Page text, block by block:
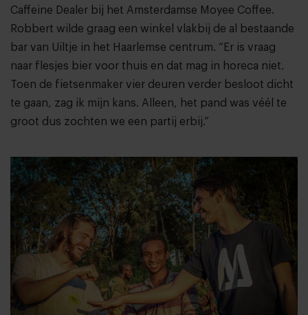
Caffeine Dealer bij het Amsterdamse Moyee Coffee.
Robbert wilde graag een winkel vlakbij de al bestaande
bar van Uiltje in het Haarlemse centrum. “Er is vraag
naar flesjes bier voor thuis en dat mag in horeca niet.
Toen de fietsenmaker vier deuren verder besloot dicht
te gaan, zag ik mijn kans. Alleen, het pand was véél te
groot dus zochten we een partij erbij.”